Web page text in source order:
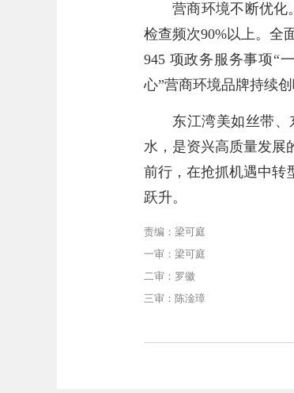
营商环境不断优化
检查频次90%以上。全
945 项政务服务事项“
心”营商环境品牌持续创
东江湾美如丝带
水，是资兴高质量发展
前行，在抢抓机遇中转
跃升。
责编：梁可庭
一审：梁可庭
二审：罗徽
三审：陈淦璋